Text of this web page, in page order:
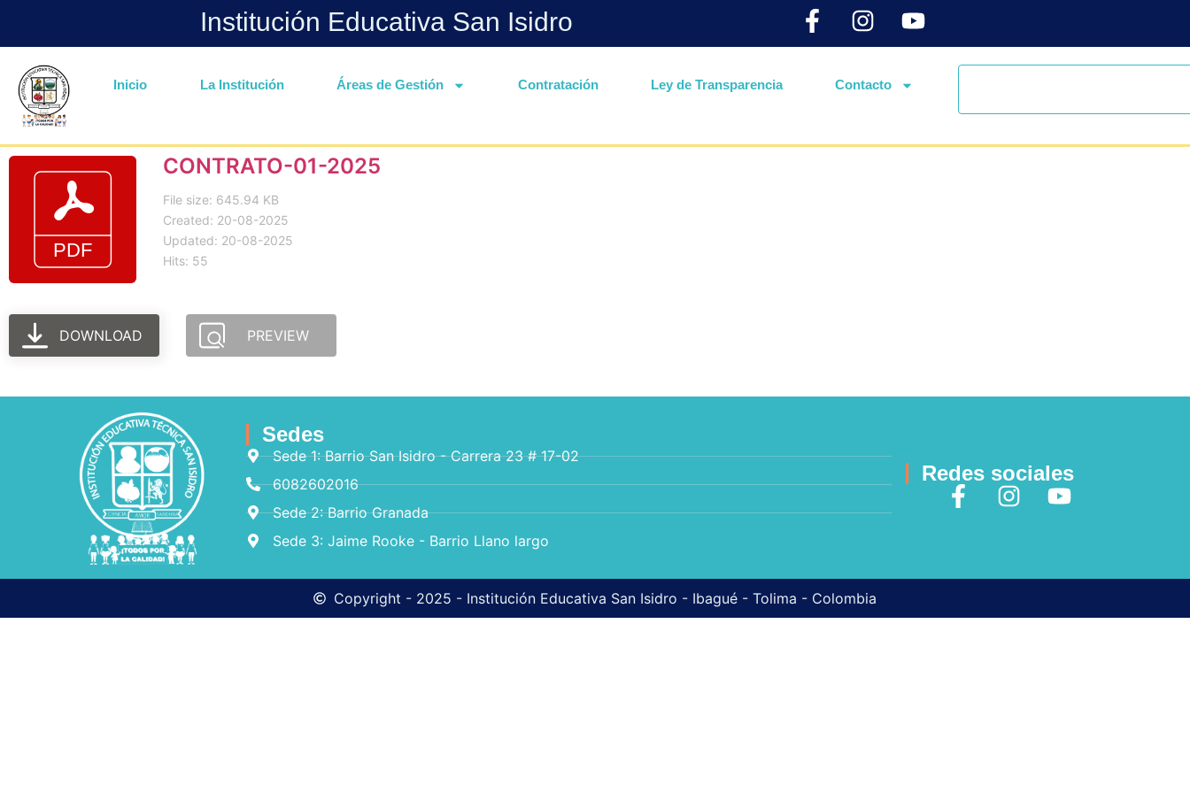
Institución Educativa San Isidro
Inicio La Institución Áreas de Gestión Contratación Ley de Transparencia Contacto
CONTRATO-01-2025
File size: 645.94 KB
Created: 20-08-2025
Updated: 20-08-2025
Hits: 55
DOWNLOAD PREVIEW
Sedes
Sede 1: Barrio San Isidro - Carrera 23 # 17-02
6082602016
Sede 2: Barrio Granada
Sede 3: Jaime Rooke - Barrio Llano largo
Redes sociales
Copyright - 2025 - Institución Educativa San Isidro - Ibagué - Tolima - Colombia